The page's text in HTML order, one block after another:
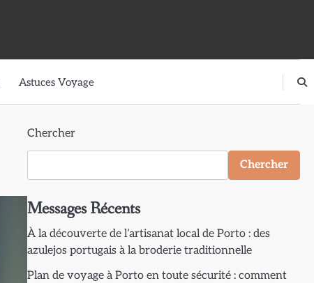
Astuces Voyage
Chercher
Chercher
Messages Récents
À la découverte de l’artisanat local de Porto : des
azulejos portugais à la broderie traditionnelle
Plan de voyage à Porto en toute sécurité : comment